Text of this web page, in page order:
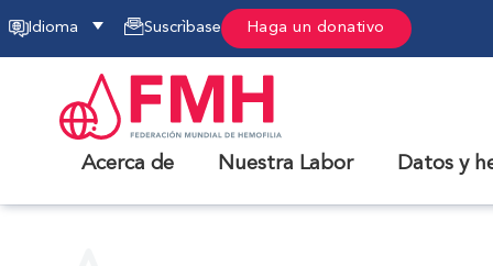
Idioma Suscrìbase Haga un donativo
Acerca de Nuestra Labor Datos y